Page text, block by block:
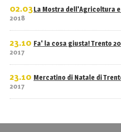
02.03
2018
La Mostra dell'Agricoltura e
23.10
2017
Fa' la cosa giusta! Trento
23.10
2017
Mercatino di Natale di